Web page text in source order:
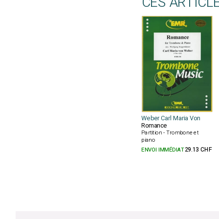
Weber Carl Maria Von
Romance
Partition - Trombone et
piano
ENVOI IMMÉDIAT29.13 CHF